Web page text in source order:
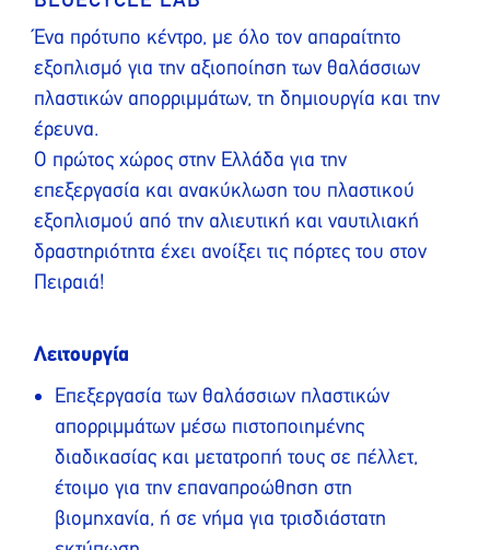
Ένα πρότυπο κέντρο, με όλο τον απαραίτητο
εξοπλισμό για την αξιοποίηση των θαλάσσιων
πλαστικών απορριμμάτων, τη δημιουργία και την
έρευνα.
Ο πρώτος χώρος στην Ελλάδα για την
επεξεργασία και ανακύκλωση του πλαστικού
εξοπλισμού από την αλιευτική και ναυτιλιακή
δραστηριότητα έχει ανοίξει τις πόρτες του στον
Πειραιά!
Λειτουργία
Επεξεργασία των θαλάσσιων πλαστικών
απορριμμάτων μέσω πιστοποιημένης
διαδικασίας και μετατροπή τους σε πέλλετ,
έτοιμο για την επαναπροώθηση στη
βιομηχανία, ή σε νήμα για τρισδιάστατη